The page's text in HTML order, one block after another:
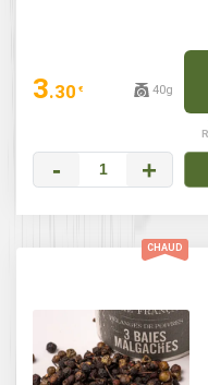
3.30 € 40g
- +